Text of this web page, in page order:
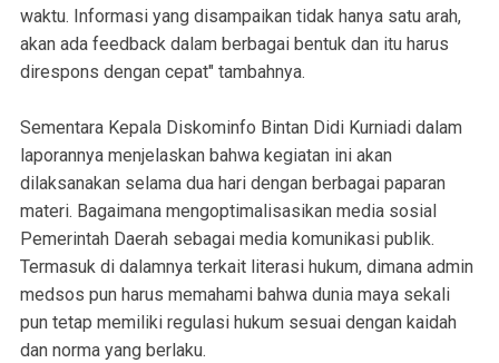
waktu. Informasi yang disampaikan tidak hanya satu arah,
akan ada feedback dalam berbagai bentuk dan itu harus
direspons dengan cepat" tambahnya.
Sementara Kepala Diskominfo Bintan Didi Kurniadi dalam
laporannya menjelaskan bahwa kegiatan ini akan
dilaksanakan selama dua hari dengan berbagai paparan
materi. Bagaimana mengoptimalisasikan media sosial
Pemerintah Daerah sebagai media komunikasi publik.
Termasuk di dalamnya terkait literasi hukum, dimana admin
medsos pun harus memahami bahwa dunia maya sekali
pun tetap memiliki regulasi hukum sesuai dengan kaidah
dan norma yang berlaku.